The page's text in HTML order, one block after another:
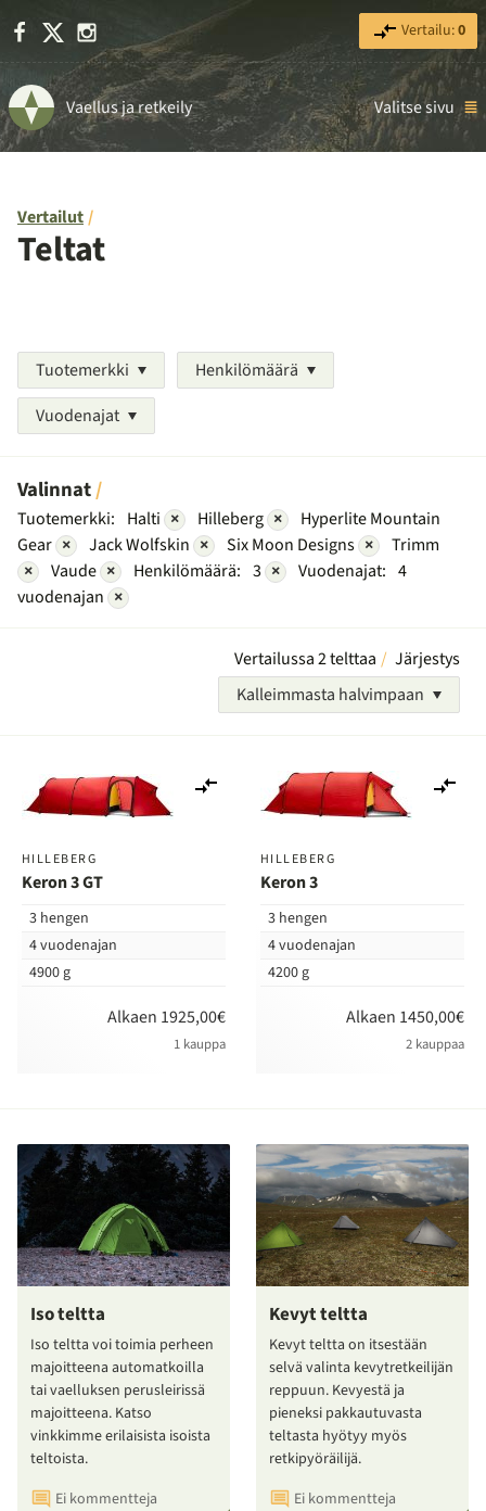
Facebook Instagram Vertailu:0
Vaellus ja retkeily Valitse sivu
Vertailut
Teltat
Tuotemerkki
Henkilömäärä
Vuodenajat
Valinnat
Tuotemerkki: Halti × Hilleberg ×
Hyperlite Mountain
Gear × Jack Wolfskin × Six Moon Designs ×
Trimm
×
Vaude × Henkilömäärä: 3 × Vuodenajat: 4
vuodenajan ×
Vertailussa 2 telttaa
Järjestys
Kalleimmasta halvimpaan
HILLEBERG
Keron 3 GT
3 hengen
4 vuodenajan
4900 g
Alkaen 1925,00€
1 kauppa
vertailuun
HILLEBERG
Keron 3
3 hengen
4 vuodenajan
4200 g
Alkaen 1450,00€
2 kauppaa
Iso teltta
Iso teltta voi toimia perheen
majoitteena automatkoilla
tai vaelluksen perusleirissä
majoitteena. Katso
vinkkimme erilaisista isoista
teltoista.
Ei kommentteja
Kevyt teltta
Kevyt teltta on itsestään
selvä valinta kevytretkeilijän
reppuun. Kevyestä ja
pieneksi pakkautuvasta
teltasta hyötyy myös
retkipyöräilijä.
Ei kommentteja